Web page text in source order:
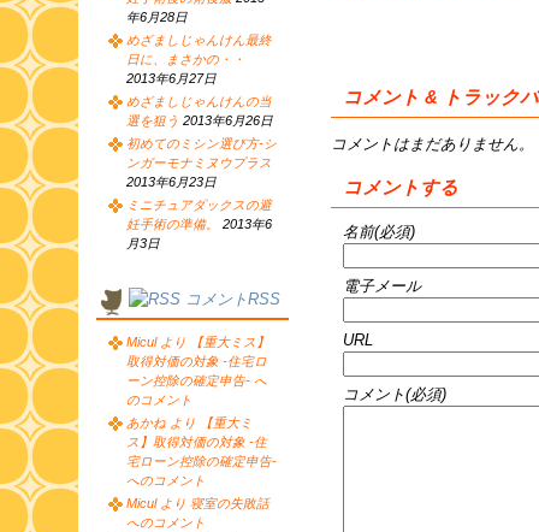
コメント & トラック
コメントはまだありません。
コメントする
名前(必須)
電子メール
URL
コメント(必須)
年6月28日
めざましじゃんけん最終
日に、まさかの・・
2013年6月27日
めざましじゃんけんの当
選を狙う 2013年6月26日
初めてのミシン選び方-シ
ンガーモナミヌウプラス
2013年6月23日
ミニチュアダックスの避
妊手術の準備。
2013年6
月3日
コメントRSS
Micul より 【重大ミス】
取得対価の対象 -住宅ロ
ーン控除の確定申告- へ
のコメント
あかね より 【重大ミ
ス】取得対価の対象 -住
宅ローン控除の確定申告-
へのコメント
Micul より 寝室の失敗話
へのコメント